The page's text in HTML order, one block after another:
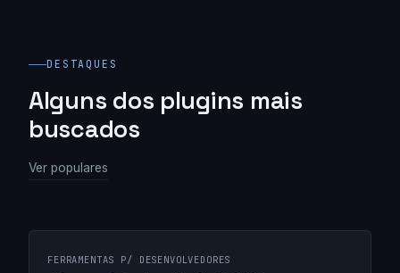
DESTAQUES
Alguns dos plugins mais
buscados
Ver populares
FERRAMENTAS P/ DESENVOLVEDORES